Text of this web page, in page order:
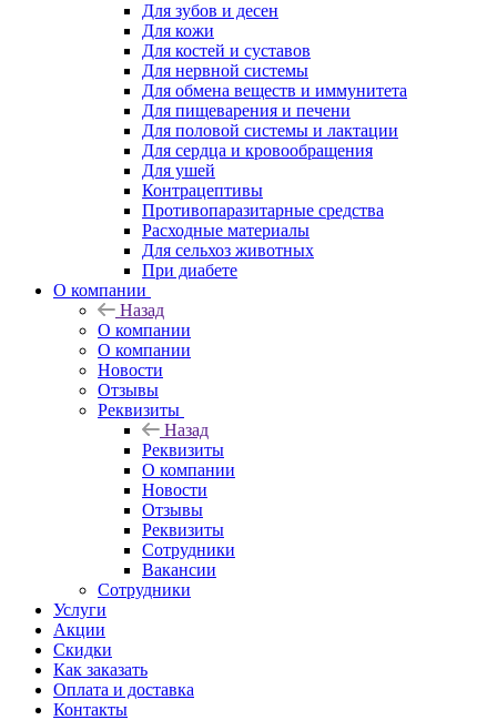
Для зубов и десен
Для кожи
Для костей и суставов
Для нервной системы
Для обмена веществ и иммунитета
Для пищеварения и печени
Для половой системы и лактации
Для сердца и кровообращения
Для ушей
Контрацептивы
Противопаразитарные средства
Расходные материалы
Для сельхоз животных
При диабете
О компании
Назад
О компании
О компании
Новости
Отзывы
Реквизиты
Назад
Реквизиты
О компании
Новости
Отзывы
Реквизиты
Сотрудники
Вакансии
Сотрудники
Услуги
Акции
Скидки
Как заказать
Оплата и доставка
Контакты